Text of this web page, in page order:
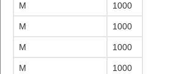
M 1000
M 1000
M 1000
M 1000